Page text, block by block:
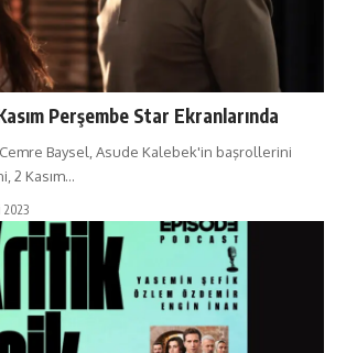
Perşembe Star Ekranlarında
Baysel, Asude Kalebek'in başrollerini
2 Kasım…
2023